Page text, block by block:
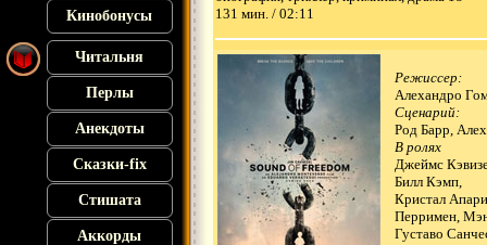
Кинобонусы
Читальня
Перлы
Анекдоты
Сказки-fix
Стишата
Аккорды
131 мин. / 02:11
Режиссер:
Алехандро
Сценарий:
Род Барр,
В ролях
Джеймс
Билл Кэмп,
Кристал
Перримен,
Густаво